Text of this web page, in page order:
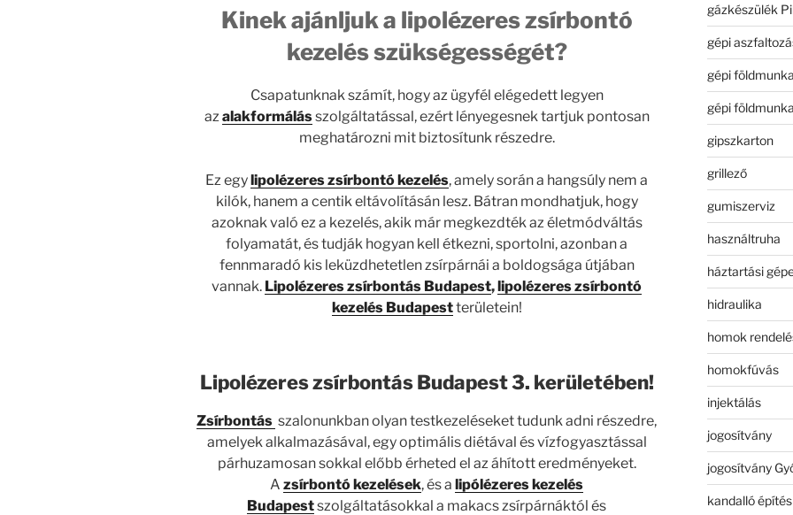
Kinek ajánljuk a lipolézeres zsírbontó
kezelés szükségességét?
Csapatunknak számít, hogy az ügyfél elégedett legyen
azalakformálásszolgáltatással, ezért lényegesnek tartjuk pontosan
meghatározni mit biztosítunk részedre.
Ez egylipolézeres zsírbontó kezelés, amely során a hangsúly nem a
kilók, hanem a centik eltávolításán lesz. Bátran mondhatjuk, hogy
azoknak való ez a kezelés, akik már megkezdték az életmódváltás
folyamatát, és tudják hogyan kell étkezni, sportolni, azonban a
fennmaradó kis leküzdhetetlen zsírpárnái a boldogsága útjában
vannak. Lipolézeres zsírbontás Budapest,lipolézeres zsírbontó
kezelés Budapestterületein!
Lipolézeres zsírbontás Budapest 3. kerületében!
Zsírbontás szalonunkban olyan testkezeléseket tudunk adni részedre,
amelyek alkalmazásával, egy optimális diétával és vízfogyasztással
párhuzamosan sokkal előbb érheted el az áhított eredményeket.
Azsírbontó kezelések, és alipólézeres kezelés
Budapestszolgáltatásokkal a makacs zsírpárnáktól és
gázkészülék
gépi
gépi földmunka
gépi
gipszkarton
grillező
gumiszerviz
használtruha
háztartási
hidraulika
homok
homokfúvás
injektálás
jogosítvány
jogosítvány
kandalló építés